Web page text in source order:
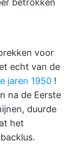
betrokken
voor
echt van de
jaren 1950 !
na de Eerste
duurde
het